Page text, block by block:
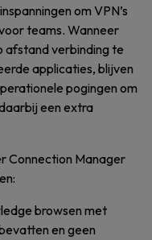
om VPN’s
teams. Wanneer
afstand verbinding te
applicaties, blijven
pogingen om
een extra
Connection Manager
browsen met
en geen